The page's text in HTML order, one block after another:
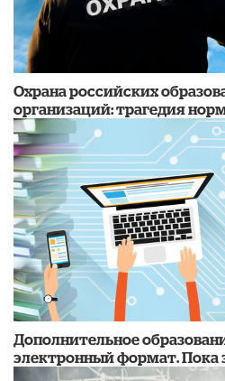
Охрана российских
организаций: трагедия
Дополнительное
электронный формат. Пока